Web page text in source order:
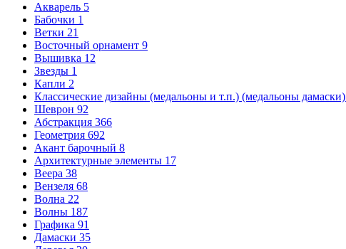
Акварель 5
Бабочки 1
Ветки 21
Восточный орнамент 9
Вышивка 12
Звезды 1
Капли 2
Классические дизайны (медальоны и т.п.) (медальоны дамаски)
Шеврон 92
Абстракция 366
Геометрия 692
Акант барочный 8
Архитектурные элементы 17
Веера 38
Вензеля 68
Волна 22
Волны 187
Графика 91
Дамаски 35